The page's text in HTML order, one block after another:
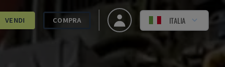
VENDI COMPRA ITALIA